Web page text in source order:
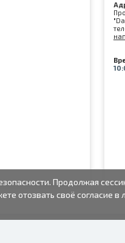
Продолжая
отозвать своё согласие